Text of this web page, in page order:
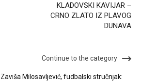
KLADOVSKI KAVIJAR –
CRNO ZLATO IZ PLAVOG
DUNAVA
Continue to the category
Zaviša Milosavljević, fudbalski stručnjak: